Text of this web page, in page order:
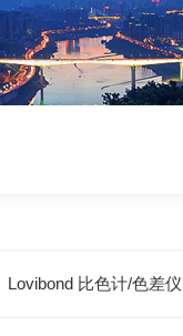
Lovibond 比色计/色差仪